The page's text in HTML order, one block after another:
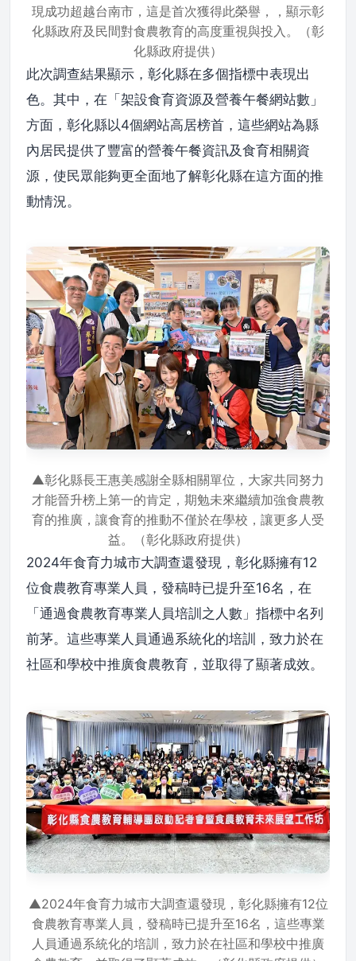
現成功超越台南市，這是首次獲得此榮譽，，顯示彰
化縣政府及民間對食農教育的高度重視與投入。（彰
化縣政府提供）
此次調查結果顯示，彰化縣在多個指標中表現出
色。其中，在「架設食育資源及營養午餐網站數」
方面，彰化縣以4個網站高居榜首，這些網站為縣
內居民提供了豐富的營養午餐資訊及食育相關資
源，使民眾能夠更全面地了解彰化縣在這方面的推
動情況。
▲彰化縣長王惠美感謝全縣相關單位，大家共同努力
才能晉升榜上第一的肯定，期勉未來繼續加強食農教
育的推廣，讓食育的推動不僅於在學校，讓更多人受
益。（彰化縣政府提供）
2024年食育力城市大調查還發現，彰化縣擁有12
位食農教育專業人員，發稿時已提升至16名，在
「通過食農教育專業人員培訓之人數」指標中名列
前茅。這些專業人員通過系統化的培訓，致力於在
社區和學校中推廣食農教育，並取得了顯著成效。
▲2024年食育力城市大調查還發現，彰化縣擁有12位
食農教育專業人員，發稿時已提升至16名，這些專業
人員通過系統化的培訓，致力於在社區和學校中推廣